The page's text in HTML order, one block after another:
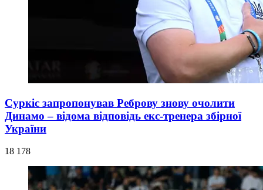
Суркіс запропонував Реброву знову очолити
Динамо – відома відповідь екс-тренера збірної
України
18 178